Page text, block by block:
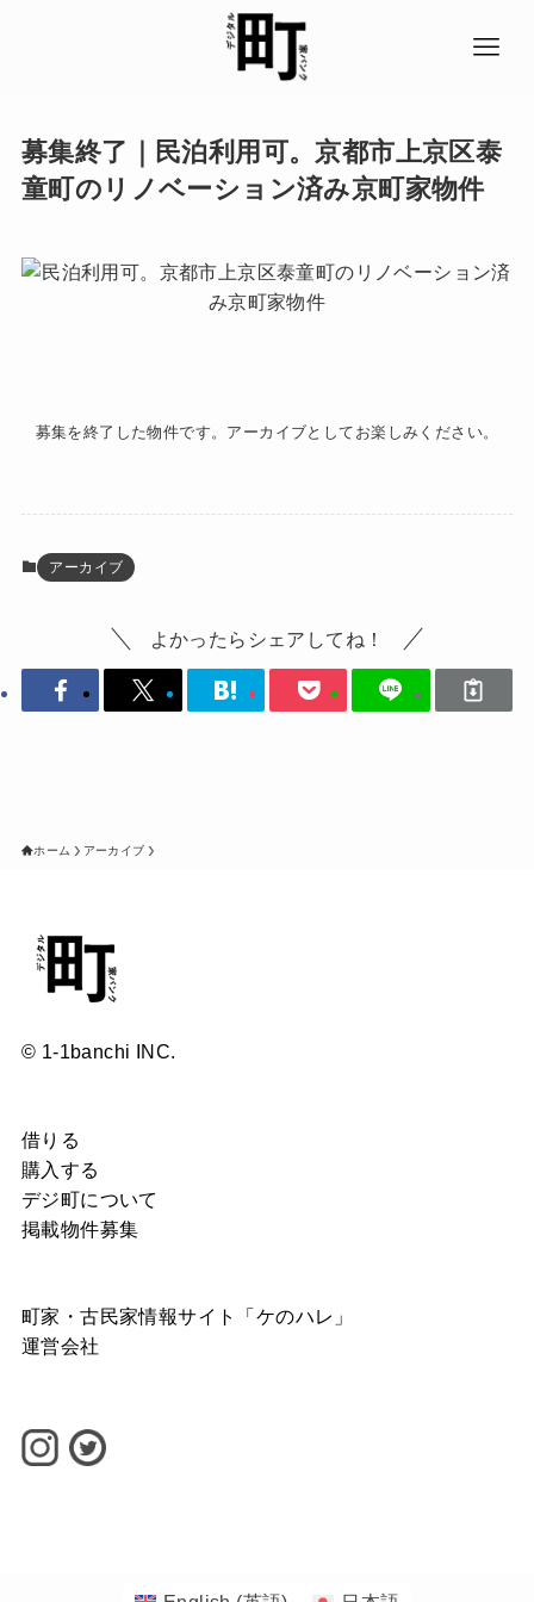
募集終了｜民泊利用可。京都市上京区泰
童町のリノベーション済み京町家物件
募集を終了した物件です。アーカイブとしてお楽しみください。
アーカイブ
よかったらシェアしてね！
ホーム アーカイブ
© 1-1banchi INC.
借りる
購入する
デジ町について
掲載物件募集
町家・古民家情報サイト「ケのハレ」
運営会社